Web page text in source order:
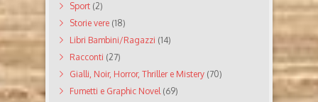
Sport (2)
Storie vere (18)
Libri Bambini/Ragazzi (14)
Racconti (27)
Gialli, Noir, Horror, Thriller e Mistery (70)
Fumetti e Graphic Novel(69)